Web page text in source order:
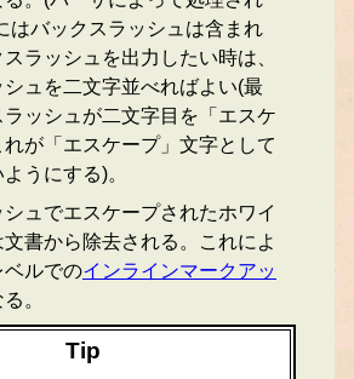
はバックスラッシュは含まれ
ラッシュを出力したい時は、
ュを二文字並べればよい(最
ッシュが二文字目を「エスケ
が「エスケープ」文字として
うにする)。
ュでエスケープされたホワイ
文書から除去される。これによ
ベルでのインラインマークアッ
。
Tip